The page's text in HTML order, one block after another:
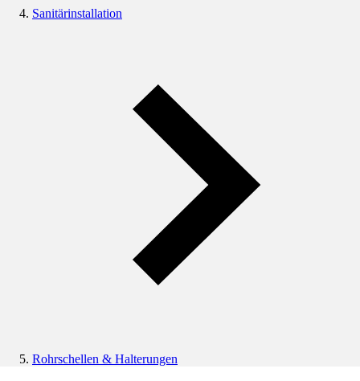
Sanitärinstallation
Rohrschellen & Halterungen